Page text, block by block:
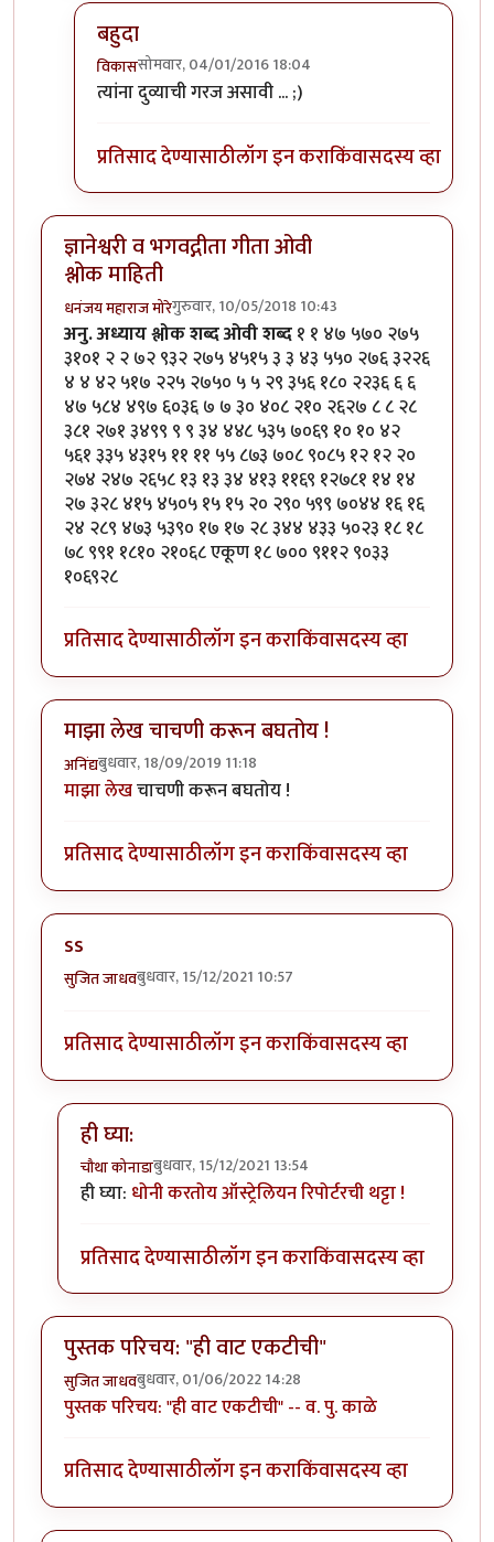
बहुदा
विकाससोमवार, 04/01/2016 18:04
In reply toअरेरे !byसस्नेह
त्यांना दुव्याची गरज असावी ... ;)
प्रतिसाद देण्यासाठीलॉग इन कराकिंवासदस्य व्हा
ज्ञानेश्वरी व भगवद्गीता गीता ओवी
श्लोक माहिती
धनंजय महाराज मोरेगुरुवार, 10/05/2018 10:43
अनु.अध्यायश्लोकशब्दओवीशब्द१ १ ४७ ५७० २७५
३१०१ २ २ ७२ ९३२ २७५ ४५१५ ३ ३ ४३ ५५० २७६ ३२२६
४ ४ ४२ ५१७ २२५ २७५० ५ ५ २९ ३५६ १८० २२३६ ६ ६
४७ ५८४ ४९७ ६०३६ ७ ७ ३० ४०८ २१० २६२७ ८ ८ २८
३८१ २७१ ३४९९ ९ ९ ३४ ४४८ ५३५ ७०६९ १० १० ४२
५६१ ३३५ ४३१५ ११ ११ ५५ ८७३ ७०८ ९०८५ १२ १२ २०
२७४ २४७ २६५८ १३ १३ ३४ ४१३ ११६९ १२७८१ १४ १४
२७ ३२८ ४१५ ४५०५ १५ १५ २० २९० ५९९ ७०४४ १६ १६
२४ २८९ ४७३ ५३९० १७ १७ २८ ३४४ ४३३ ५०२३ १८ १८
७८ ९९१ १८१० २१०६८ एकूण १८ ७०० ९११२ ९०३३
१०६९२८
प्रतिसाद देण्यासाठीलॉग इन कराकिंवासदस्य व्हा
माझा लेख चाचणी करून बघतोय !
अनिंद्यबुधवार, 18/09/2019 11:18
माझा लेखचाचणी करून बघतोय !
प्रतिसाद देण्यासाठीलॉग इन कराकिंवासदस्य व्हा
ss
सुजित जाधवबुधवार, 15/12/2021 10:57
प्रतिसाद देण्यासाठीलॉग इन कराकिंवासदस्य व्हा
ही घ्या:
चौथा कोनाडाबुधवार, 15/12/2021 13:54
In reply tossbyसुजित जाधव
ही घ्या: धोनी करतोय ऑस्ट्रेलियन रिपोर्टरची थट्टा !
प्रतिसाद देण्यासाठीलॉग इन कराकिंवासदस्य व्हा
पुस्तक परिचय: "ही वाट एकटीची"
सुजित जाधवबुधवार, 01/06/2022 14:28
पुस्तक परिचय: "ही वाट एकटीची" -- व. पु. काळे
प्रतिसाद देण्यासाठीलॉग इन कराकिंवासदस्य व्हा